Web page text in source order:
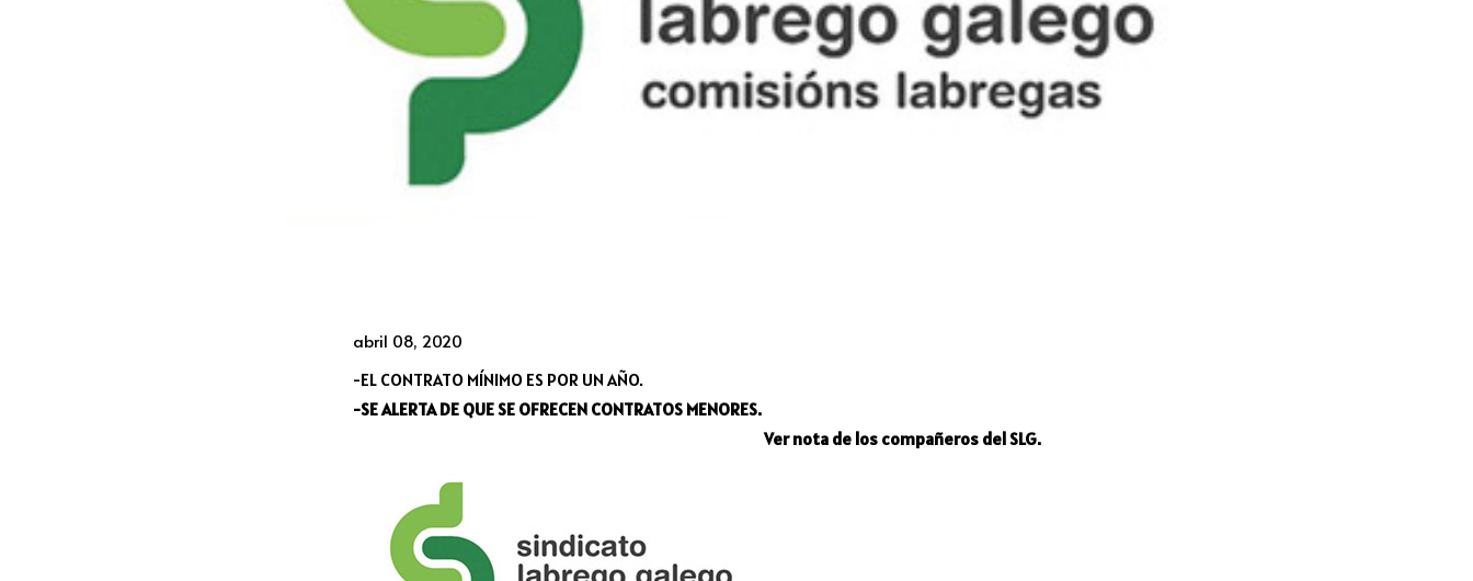
abril 08, 2020
-EL CONTRATO MÍNIMO ES POR UN AÑO.
-SE ALERTA DE QUE SE OFRECEN CONTRATOS MENORES.
Ver nota de los compañeros del SLG.